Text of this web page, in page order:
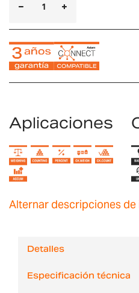
Aplicaciones
Alternar descripciones de
Detalles
Especificación técnica